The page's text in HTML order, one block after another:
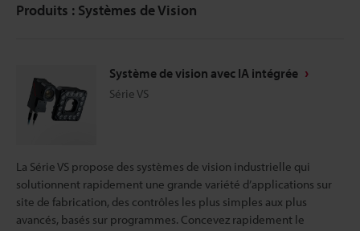
Produits : Systèmes de Vision
Système de vision avec IA intégrée
Série VS
La Série VS propose des systèmes de vision industrielle qui
solutionnent rapidement une grande variété d’applications sur
site de fabrication, des contrôles les plus simples aux plus
avancés, basés sur programmes. Concevez rapidement le